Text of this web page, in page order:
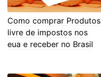
Como comprar Produtos
livre de impostos nos
eua e receber no Brasil